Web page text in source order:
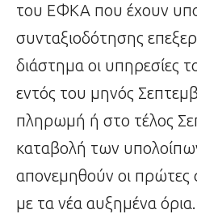
του ΕΦΚΑ που έχουν
συνταξιοδότησης
διάστημα οι υπηρεσίες
εντός του μηνός
πληρωμή ή στο τέλος
καταβολή των
απονεμηθούν οι πρώτες
με τα νέα αυξημένα όρια.